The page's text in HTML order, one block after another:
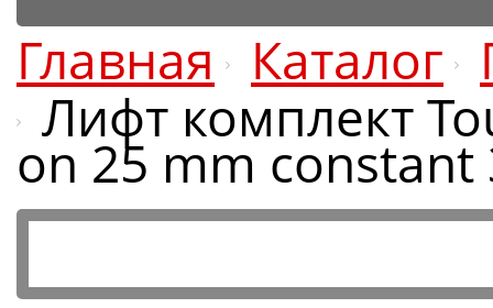
Главная Каталог
Лифт комплект
on 25 mm constant